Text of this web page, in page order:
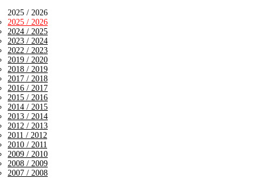
2025 / 2026
2025 / 2026
2024 / 2025
2023 / 2024
2022 / 2023
2019 / 2020
2018 / 2019
2017 / 2018
2016 / 2017
2015 / 2016
2014 / 2015
2013 / 2014
2012 / 2013
2011 / 2012
2010 / 2011
2009 / 2010
2008 / 2009
2007 / 2008